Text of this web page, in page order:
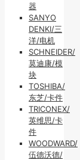
器
SANYO
DENKI/三
洋/电机
SCHNEIDER/
莫迪康/模
块
TOSHIBA/
东芝/卡件
TRICONEX/
英维思/卡
件
WOODWARD/
伍德沃德/